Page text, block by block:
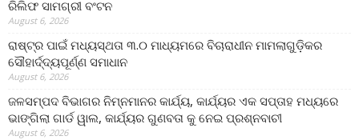
ରିଲିଫ ସାମଗ୍ରୀ ବଂଟନ
August 6, 2026
ରାଷ୍ଟ୍ର ପାଇଁ ମଧ୍ୟସ୍ଥତା ୩.୦ ମାଧ୍ୟମରେ ବିଚାରାଧୀନ ମାମଲାଗୁଡ଼ିକର
ସୌହାର୍ଦ୍ଦ୍ୟପୂର୍ଣ୍ଣ ସମାଧାନ
August 6, 2026
ଜଳସମ୍ପଦ ବିଭାଗର ନିମ୍ନମାନର କାର୍ଯ୍ୟ, କାର୍ଯ୍ୟର ଏକ ସପ୍ତାହ ମଧ୍ୟରେ
ଭାଙ୍ଗିଲା ଗାର୍ଡ ୱାଲ, କାର୍ଯ୍ୟର ଗୁଣବତା କୁ ନେଇ ପ୍ରଶ୍ନବାଚୀ
August 6, 2026